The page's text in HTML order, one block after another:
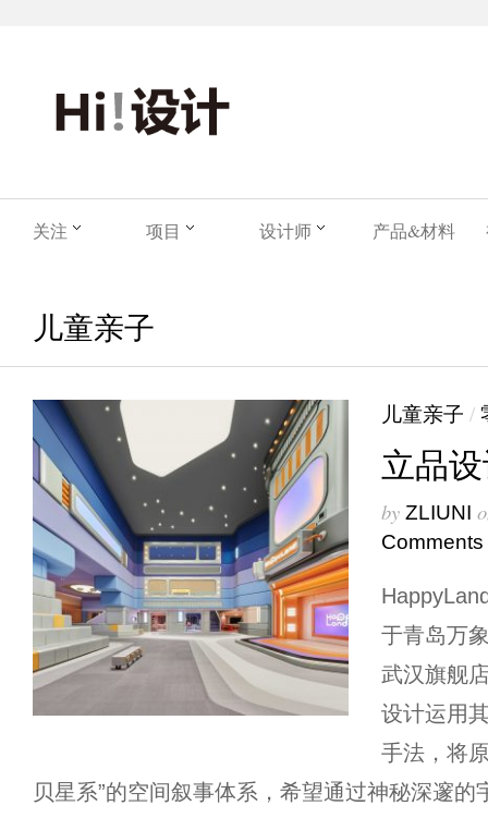
关注 项目 设计师 产品&材料
儿童亲子
儿童亲子 /
立品
by ZLIUNI
Comments
于青岛万
武汉旗舰
设计运用
手法，将
贝星系”的空间叙事体系，希望通过神秘深邃